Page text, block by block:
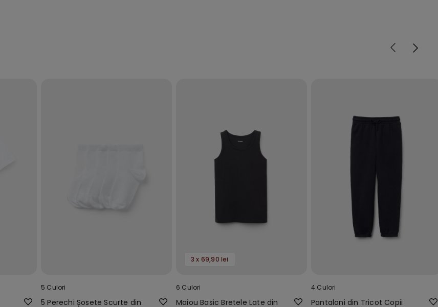
5 Culori
5 Perechi Șosete Scurte din
3 x 69,90 lei
6 Culori
Maiou Basic Bretele Late din
4 Culori
Pantaloni din Tricot Copii